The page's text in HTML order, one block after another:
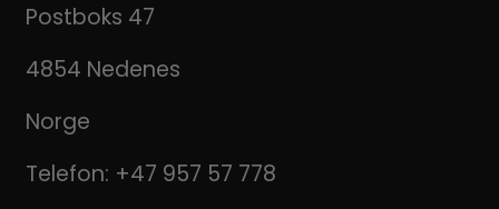
Postboks 47
4854 Nedenes
Norge
Telefon: +47 957 57 778